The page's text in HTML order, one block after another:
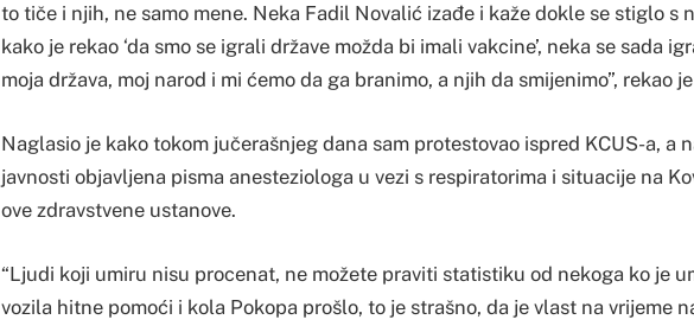
to tiče i njih, ne samo mene. Neka Fadil Novalić izađe i kaže dokle se stiglo s
kako je rekao ‘da smo se igrali države možda bi imali vakcine’, neka se sada
moja država, moj narod i mi ćemo da ga branimo, a njih da smijenimo”, rekao
Naglasio je kako tokom jučerašnjeg dana sam protestovao ispred KCUS-a, a
javnosti objavljena pisma anesteziologa u vezi s respiratorima i situacije na
ove zdravstvene ustanove.
“Ljudi koji umiru nisu procenat, ne možete praviti statistiku od nekoga ko je
vozila hitne pomoći i kola Pokopa prošlo, to je strašno, da je vlast na vrijeme